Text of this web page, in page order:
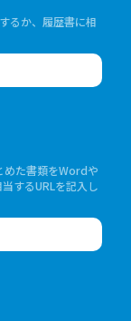
るか、履歴書に相
めた書類をWordや
するURLを記入し